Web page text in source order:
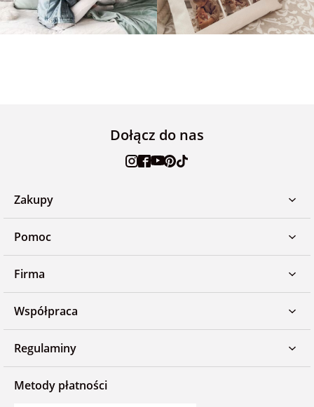
Dołącz do nas
Zakupy
Pomoc
Firma
Współpraca
Regulaminy
Metody płatności